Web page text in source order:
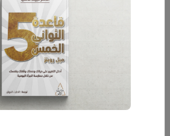
في أوقات الهدوء تسير الحياة بإيقاع مألوف،
تستدعي منا انتباهًا خاصًا. غير أن هذا الإيقاع
حولنا؛ فاليوم تتدفق الأخبار والمعلومات على